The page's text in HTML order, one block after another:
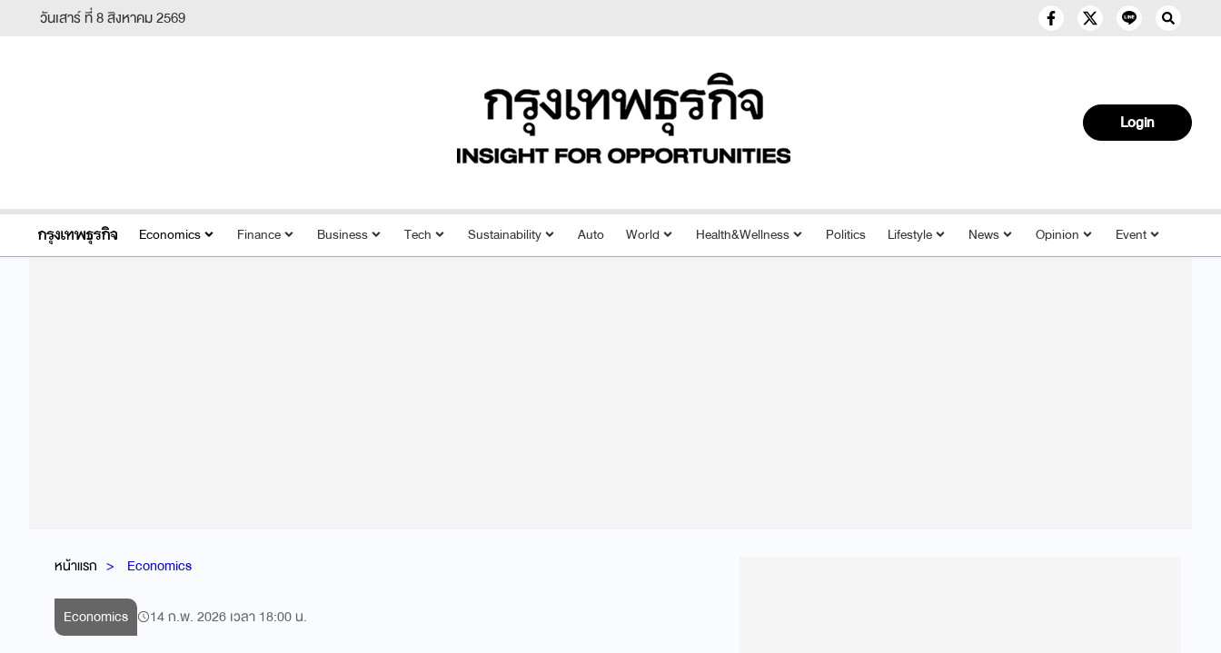
วันเสาร์ ที่ 8 สิงหาคม 2569
Login
Economics Finance Business Tech Sustainability Auto World Health&Wellness Politics Lifestyle News Opinion Event
หน้าแรก Economics
Economics 14 ก.พ. 2026 เวลา 18:00 น.